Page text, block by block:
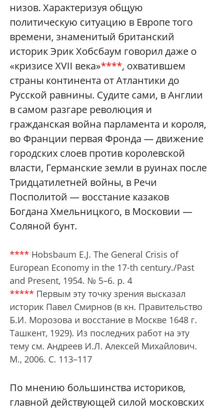
низов. Характеризуя общую
политическую ситуацию в Европе того
времени, знаменитый британский
историк Эрик Хобсбаум говорил даже о
«кризисе XVII века»****, охватившем
страны континента от Атлантики до
Русской равнины. Судите сами, в Англии
в самом разгаре революция и
гражданская война парламента и короля,
во Франции первая Фронда — движение
городских слоев против королевской
власти, Германские земли в руинах после
Тридцатилетней войны, в Речи
Посполитой — восстание казаков
Богдана Хмельницкого, в Московии —
Соляной бунт.
**** Hobsbaum E.J. The General Crisis of
European Economy in the 17-th century./Past
and Present, 1954. № 5–6. p. 4
***** Первым эту точку зрения высказал
историк Павел Смирнов (в кн. Правительство
Б.И. Морозова и восстание в Москве 1648 г.
Ташкент, 1929). Из последних работ на эту
тему см. Андреев И.Л. Алексей Михайлович.
М., 2006. С. 113–117
По мнению большинства историков,
главной действующей силой московских